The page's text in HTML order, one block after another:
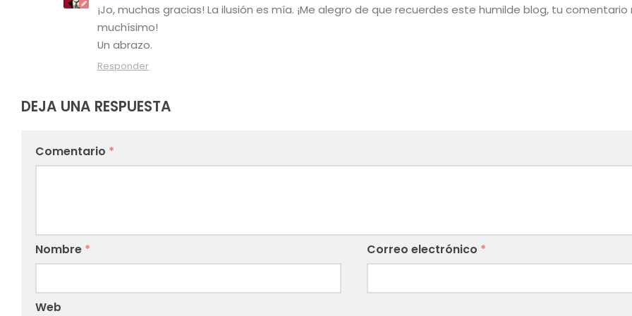
¡Jo, muchas gracias! La ilusión es mía. ¡Me alegro de que recuerdes este humilde blog, tu
muchísimo!
Un abrazo.
Responder
DEJA UNA RESPUESTA
Comentario *
Nombre * Correo electrónico *
Web